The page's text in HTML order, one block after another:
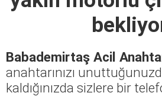
Babademirtaş Acil
anahtarınızı
kaldığınızda sizlere bir